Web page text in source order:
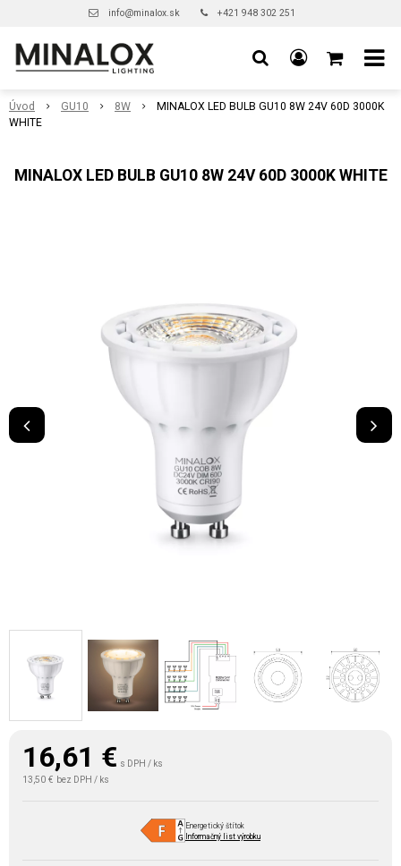
info@minalox.sk +421 948 302 251
Úvod GU10 8W
MINALOX LED BULB GU10 8W 24V 60D 3000K
WHITE
MINALOX LED BULB GU10 8W 24V 60D 3000K WHITE
16,61 € s DPH / ks
13,50 € bez DPH / ks
Energetický štítok
Informačný list výrobku